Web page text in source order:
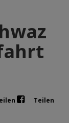
Teilen